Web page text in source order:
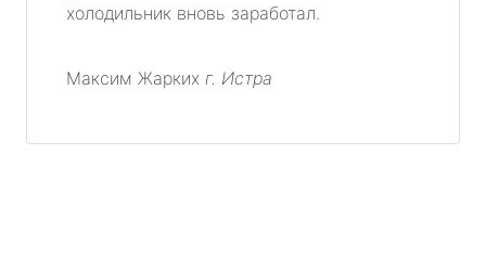
холодильник вновь заработал.
Максим Жарких г. Истра